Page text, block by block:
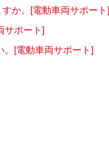
か。[電動車両サポート]
サポート]
。[電動車両サポート]